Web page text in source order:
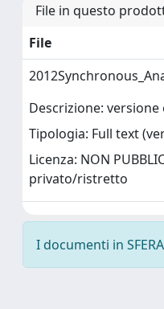
File in questo
File
Descrizione:
Tipologia: Full text
Licenza: NON
privato/ristretto
I documenti in